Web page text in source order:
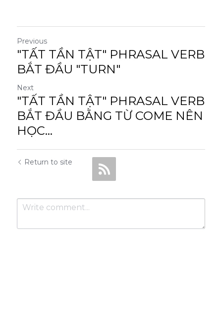
Previous
"TẤT TẦN TẬT" PHRASAL VERB
BẮT ĐẦU "TURN"
Next
"TẤT TẦN TẬT" PHRASAL VERB
BẮT ĐẦU BẰNG TỪ COME NÊN
HỌC...
Return to site